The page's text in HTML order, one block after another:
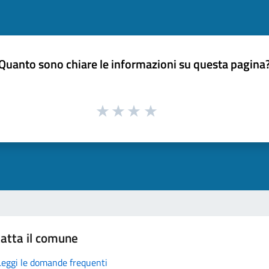
sono chiare le informazioni su questa
il comune
le domande frequenti